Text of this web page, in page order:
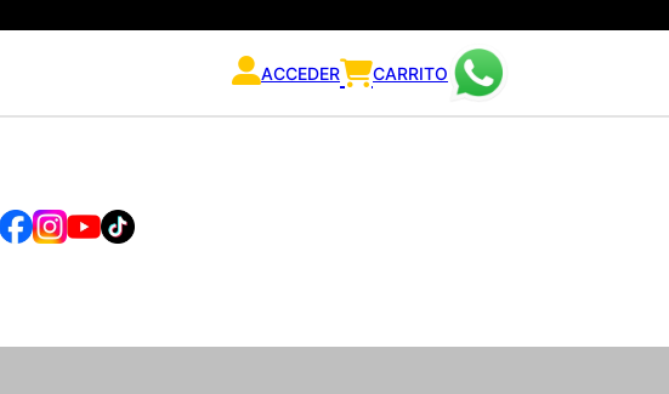
ACCEDER CARRITO